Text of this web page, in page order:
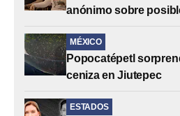
anónimo sobre
MÉXICO
Popocatépetl
ceniza en Jiutepec
ESTADOS